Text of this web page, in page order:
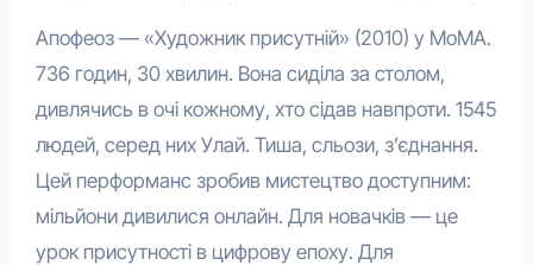
Апофеоз — «Художник присутній» (2010) у MoMA.
736 годин, 30 хвилин. Вона сиділа за столом,
дивлячись в очі кожному, хто сідав навпроти. 1545
людей, серед них Улай. Тиша, сльози, з’єднання.
Цей перформанс зробив мистецтво доступним:
мільйони дивилися онлайн. Для новачків — це
урок присутності в цифрову епоху. Для